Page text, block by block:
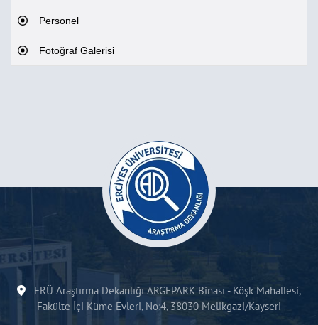
Personel
Fotoğraf Galerisi
ERÜ Araştırma Dekanlığı ARGEPARK Binası - Köşk Mahallesi,
Fakülte İçi Küme Evleri, No:4, 38030 Melikgazi/Kayseri